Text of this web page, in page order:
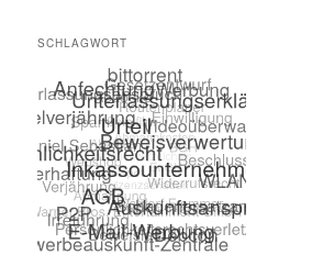
SCHLAGWORT